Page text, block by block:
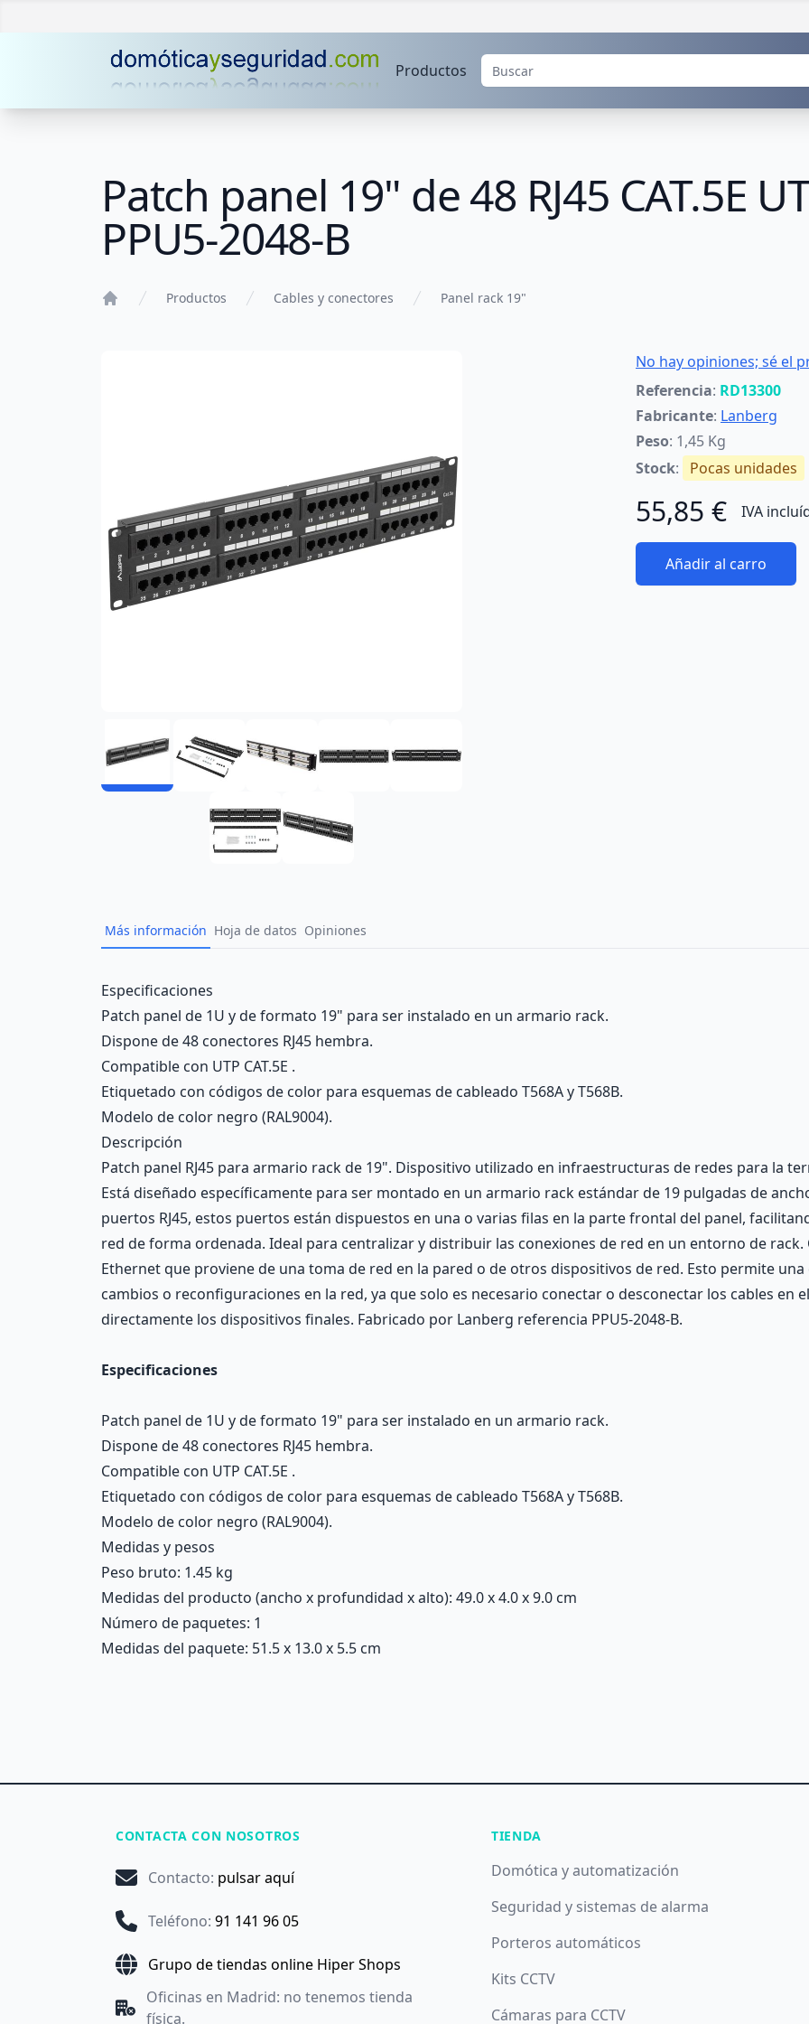
Productos
Patch panel 19" de 48 RJ45 CAT.5E
PPU5-2048-B
Productos Cables y conectores Panel rack 19"
No hay opiniones; sé el
Referencia: RD13300
Fabricante: Lanberg
Peso: 1,45 Kg
Stock: Pocas unidades
55,85 € IVA
Añadir al carro
Más información Hoja de datos Opiniones
Description
Especificaciones
Patch panel de 1U y de formato 19" para ser instalado en un armario rack.
Dispone de 48 conectores RJ45 hembra.
Compatible con UTP CAT.5E .
Etiquetado con códigos de color para esquemas de cableado T568A y T568B.
Modelo de color negro (RAL9004).
Descripción
Patch panel RJ45 para armario rack de 19". Dispositivo utilizado en infraestructuras de redes para la
Está diseñado específicamente para ser montado en un armario rack estándar de 19 pulgadas de
puertos RJ45, estos puertos están dispuestos en una o varias filas en la parte frontal del panel,
red de forma ordenada. Ideal para centralizar y distribuir las conexiones de red en un entorno de rack.
Ethernet que proviene de una toma de red en la pared o de otros dispositivos de red. Esto permite
cambios o reconfiguraciones en la red, ya que solo es necesario conectar o desconectar los cables en
directamente los dispositivos finales. Fabricado por Lanberg referencia PPU5-2048-B.
Especificaciones
Patch panel de 1U y de formato 19" para ser instalado en un armario rack.
Dispone de 48 conectores RJ45 hembra.
Compatible con UTP CAT.5E .
Etiquetado con códigos de color para esquemas de cableado T568A y T568B.
Modelo de color negro (RAL9004).
Medidas y pesos
Peso bruto: 1.45 kg
Medidas del producto (ancho x profundidad x alto): 49.0 x 4.0 x 9.0 cm
Número de paquetes: 1
Medidas del paquete: 51.5 x 13.0 x 5.5 cm
CONTACTA CON NOSOTROS
Contacto: pulsar aquí
Teléfono: 91 141 96 05
Grupo de tiendas online Hiper Shops
Oficinas en Madrid: no tenemos tienda
física.
TIENDA
Domótica y automatización
Seguridad y sistemas de alarma
Porteros automáticos
Kits CCTV
Cámaras para CCTV